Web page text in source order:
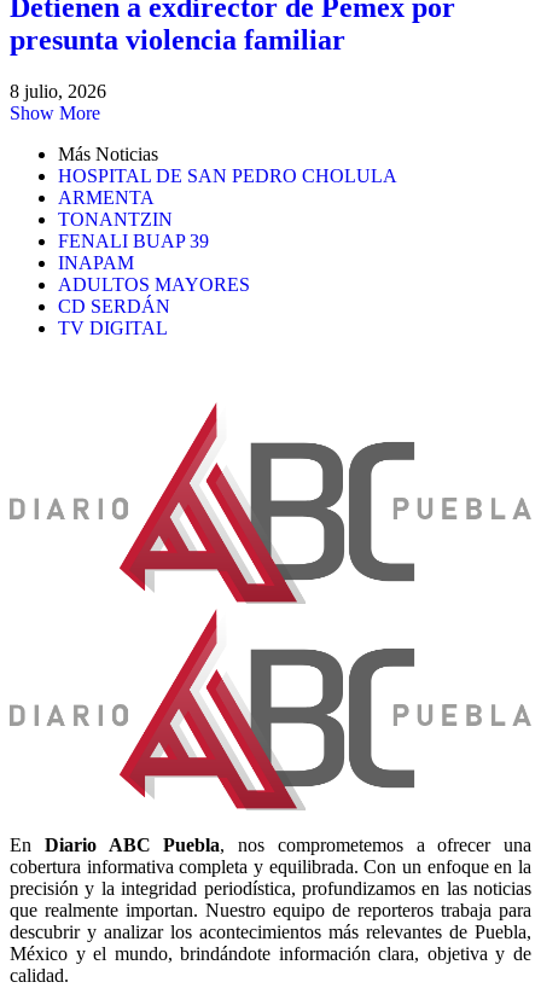
Detienen a exdirector de Pemex por
presunta violencia familiar
8 julio, 2026
Show More
Más Noticias
HOSPITAL DE SAN PEDRO CHOLULA
ARMENTA
TONANTZIN
FENALI BUAP 39
INAPAM
ADULTOS MAYORES
CD SERDÁN
TV DIGITAL
En Diario ABC Puebla, nos comprometemos a ofrecer una
cobertura informativa completa y equilibrada. Con un enfoque en la
precisión y la integridad periodística, profundizamos en las noticias
que realmente importan. Nuestro equipo de reporteros trabaja para
descubrir y analizar los acontecimientos más relevantes de Puebla,
México y el mundo, brindándote información clara, objetiva y de
calidad.